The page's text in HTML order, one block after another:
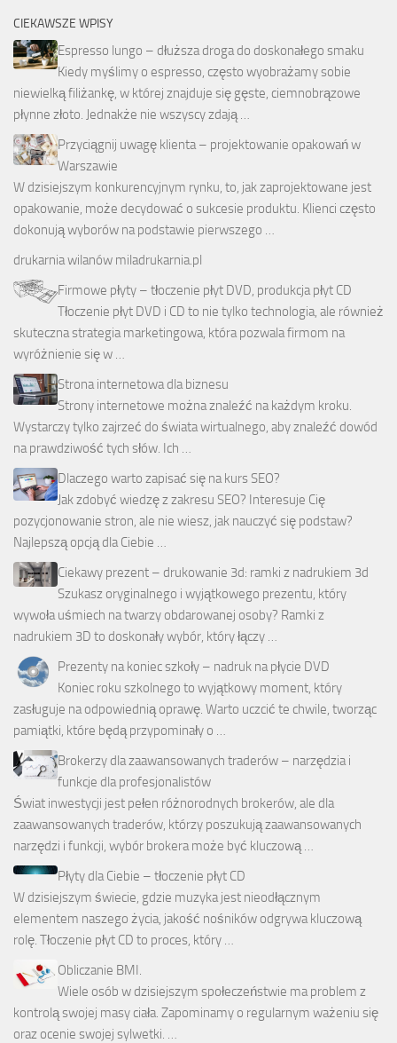
CIEKAWSZE WPISY
Espresso lungo – dłuższa droga do doskonałego smaku
Kiedy myślimy o espresso, często wyobrażamy sobie
niewielką filiżankę, w której znajduje się gęste, ciemnobrązowe
płynne złoto. Jednakże nie wszyscy zdają …
Przyciągnij uwagę klienta – projektowanie opakowań w
Warszawie
W dzisiejszym konkurencyjnym rynku, to, jak zaprojektowane jest
opakowanie, może decydować o sukcesie produktu. Klienci często
dokonują wyborów na podstawie pierwszego …
drukarnia wilanów miladrukarnia.pl
Firmowe płyty – tłoczenie płyt DVD, produkcja płyt CD
Tłoczenie płyt DVD i CD to nie tylko technologia, ale również
skuteczna strategia marketingowa, która pozwala firmom na
wyróżnienie się w …
Strona internetowa dla biznesu
Strony internetowe można znaleźć na każdym kroku.
Wystarczy tylko zajrzeć do świata wirtualnego, aby znaleźć dowód
na prawdziwość tych słów. Ich …
Dlaczego warto zapisać się na kurs SEO?
Jak zdobyć wiedzę z zakresu SEO? Interesuje Cię
pozycjonowanie stron, ale nie wiesz, jak nauczyć się podstaw?
Najlepszą opcją dla Ciebie …
Ciekawy prezent – drukowanie 3d: ramki z nadrukiem 3d
Szukasz oryginalnego i wyjątkowego prezentu, który
wywoła uśmiech na twarzy obdarowanej osoby? Ramki z
nadrukiem 3D to doskonały wybór, który łączy …
Prezenty na koniec szkoły – nadruk na płycie DVD
Koniec roku szkolnego to wyjątkowy moment, który
zasługuje na odpowiednią oprawę. Warto uczcić te chwile, tworząc
pamiątki, które będą przypominały o …
Brokerzy dla zaawansowanych traderów – narzędzia i
funkcje dla profesjonalistów
Świat inwestycji jest pełen różnorodnych brokerów, ale dla
zaawansowanych traderów, którzy poszukują zaawansowanych
narzędzi i funkcji, wybór brokera może być kluczową …
Płyty dla Ciebie – tłoczenie płyt CD
W dzisiejszym świecie, gdzie muzyka jest nieodłącznym
elementem naszego życia, jakość nośników odgrywa kluczową
rolę. Tłoczenie płyt CD to proces, który …
Obliczanie BMI.
Wiele osób w dzisiejszym społeczeństwie ma problem z
kontrolą swojej masy ciała. Zapominamy o regularnym ważeniu się
oraz ocenie swojej sylwetki. …